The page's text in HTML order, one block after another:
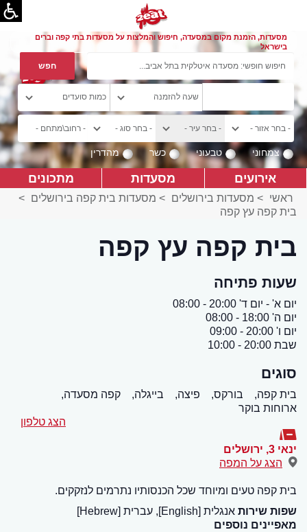
מסעדות, הזמנת מקום במסעדה, חיפוש והמלצות על מסעדות בתי קפה וברים
בישראל
צמחוני טבעוני כשר מהדרין
אירועים מסעדות מתכונים
ראשי > מסעדות בירושלים > מסעדות בית קפה בירושלים >
בית קפה עץ קפה
בית קפה עץ קפה
שעות פתיחה
יום א' - יום ד' 20:00 - 08:00
יום ה' 18:00 - 08:00
יום ו' 20:00 - 09:00
שבת 20:00 - 10:00
סוגים
בית קפה, בורקס, פיצה, בייגלה,
קפה מסעדה,
ארוחות בוקר
הצג טלפון
ינאי 3 , ירושלים
הצג על המפה
בית קפה טעים ומיוחד שכל הכנסותיו נתרמים לנזקקים.
שפות שירות אנגלית [English], עברית [Hebrew]
מאפיינים נוספים